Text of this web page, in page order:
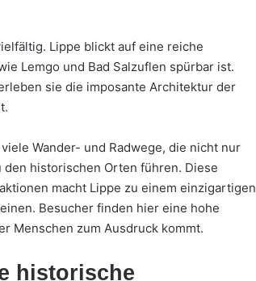
Lippe blickt auf eine reiche
Lemgo und Bad Salzuflen spürbar ist.
sie die imposante Architektur der
Wander- und Radwege, die nicht nur
historischen Orten führen. Diese
macht Lippe zu einem einzigartigen
Besucher finden hier eine hohe
Menschen zum Ausdruck kommt.
historische